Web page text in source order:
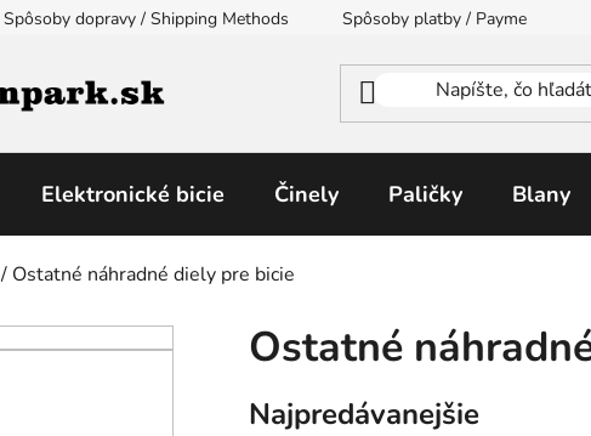
Spôsoby dopravy / Shipping Methods Spôsoby platby / Payment
Elektronické bicie Činely Paličky Blany
/ Ostatné náhradné diely pre bicie
Ostatné
Najpredávanejšie